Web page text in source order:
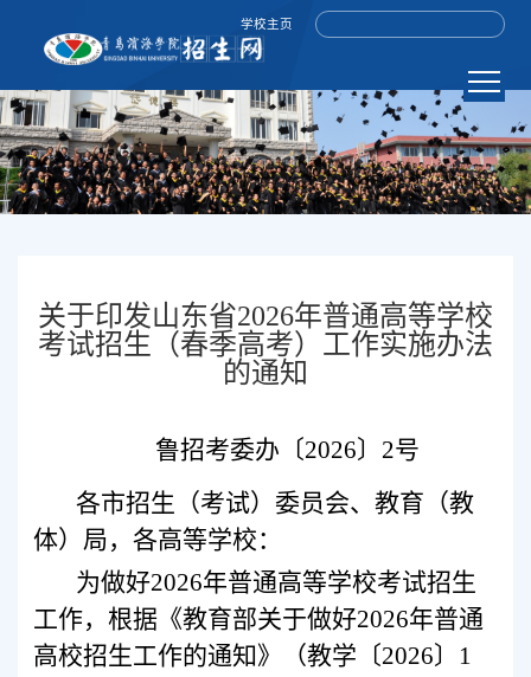
学校主页
关于印发山东省2026年普通高等学校
考试招生（春季高考）工作实施办法
的通知
鲁招考委办〔2026〕2号
各市招生（考试）委员会、教育（教
体）局，各高等学校：
为做好2026年普通高等学校考试招生
工作，根据《教育部关于做好2026年普通
高校招生工作的通知》（教学〔2026〕1